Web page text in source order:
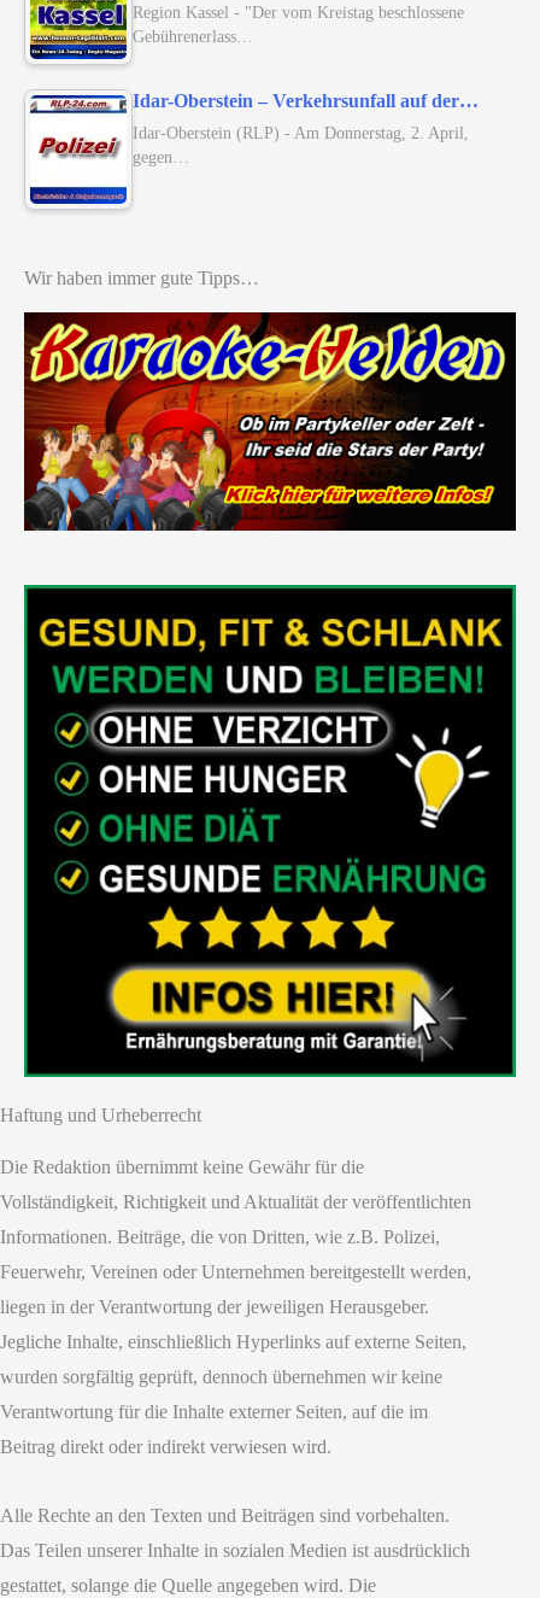
Region Kassel - "Der vom Kreistag beschlossene
Gebührenerlass…
Idar-Oberstein – Verkehrsunfall auf der…
Idar-Oberstein (RLP) - Am Donnerstag, 2. April,
gegen…
Wir haben immer gute Tipps…
Haftung und Urheberrecht
Die Redaktion übernimmt keine Gewähr für die
Vollständigkeit, Richtigkeit und Aktualität der veröffentlichten
Informationen. Beiträge, die von Dritten, wie z.B. Polizei,
Feuerwehr, Vereinen oder Unternehmen bereitgestellt werden,
liegen in der Verantwortung der jeweiligen Herausgeber.
Jegliche Inhalte, einschließlich Hyperlinks auf externe Seiten,
wurden sorgfältig geprüft, dennoch übernehmen wir keine
Verantwortung für die Inhalte externer Seiten, auf die im
Beitrag direkt oder indirekt verwiesen wird.
Alle Rechte an den Texten und Beiträgen sind vorbehalten.
Das Teilen unserer Inhalte in sozialen Medien ist ausdrücklich
gestattet, solange die Quelle angegeben wird. Die